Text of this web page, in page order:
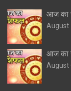
आज का
August
आज का
August